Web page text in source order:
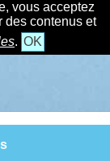
vous acceptez
des contenus et
. OK